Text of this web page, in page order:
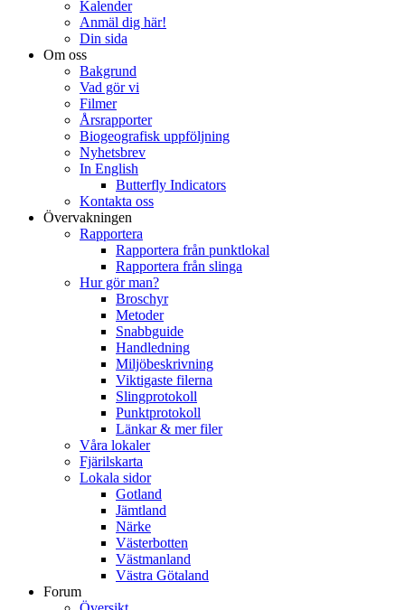
Kalender
Anmäl dig här!
Din sida
Om oss
Bakgrund
Vad gör vi
Filmer
Årsrapporter
Biogeografisk uppföljning
Nyhetsbrev
In English
Butterfly Indicators
Kontakta oss
Övervakningen
Rapportera
Rapportera från punktlokal
Rapportera från slinga
Hur gör man?
Broschyr
Metoder
Snabbguide
Handledning
Miljöbeskrivning
Viktigaste filerna
Slingprotokoll
Punktprotokoll
Länkar & mer filer
Våra lokaler
Fjärilskarta
Lokala sidor
Gotland
Jämtland
Närke
Västerbotten
Västmanland
Västra Götaland
Forum